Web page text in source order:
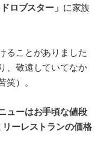
ドロブスター」 に家族
ることがありました
、敬遠していてなか
笑）。
ューはお手頃な値段
ーレストランの価格